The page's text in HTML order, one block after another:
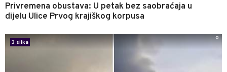
Privremena obustava: U petak bez saobraćaja u
dijelu Ulice Prvog krajiškog korpusa
3 slika
0